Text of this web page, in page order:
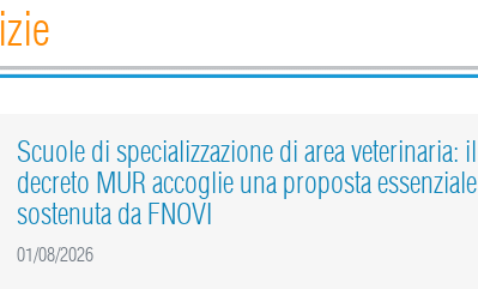
Scuole di specializzazione di area veterinaria: il
decreto MUR accoglie una proposta essenziale
sostenuta da FNOVI
01/08/2026